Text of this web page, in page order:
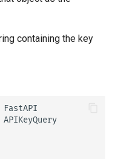
containing the key
FastAPI
APIKeyQuery